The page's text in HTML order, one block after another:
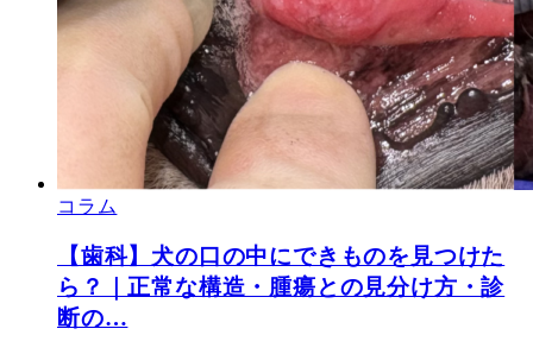
コラム
【歯科】犬の口の中にできものを見つけた
ら？｜正常な構造・腫瘍との見分け方・診
断の…